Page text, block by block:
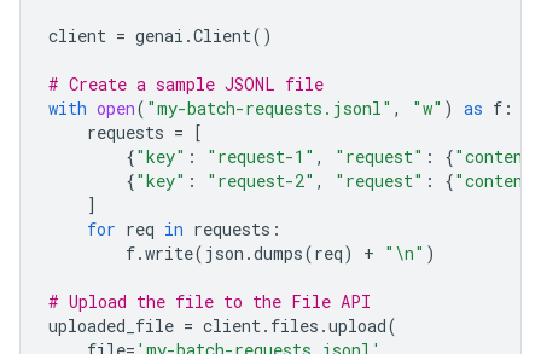
client = genai .Client()
# Create a sample JSONL file
with open( "my-batch-requests.jsonl" , "w" ) as f :
requests = [
{"key" : "request-1" , "request" : {
{"key" : "request-2" , "request" : {
]
for req in requests :
f.write( json .dumps(req) + " \n" )
# Upload the file to the File API
uploaded_file = client. files .upload(